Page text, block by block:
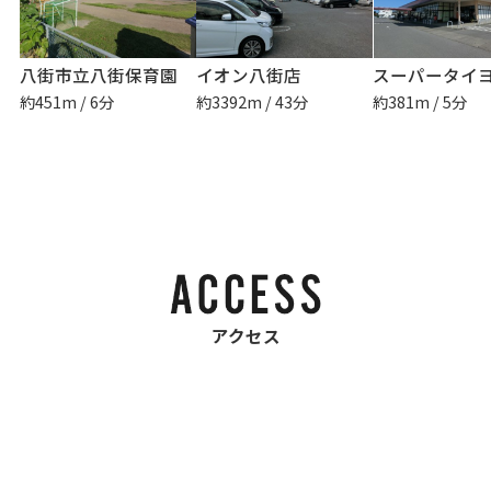
八街市立八街保育園
約451m / 6分
イオン八街店
約3392m / 43分 約381m / 5分
アクセス